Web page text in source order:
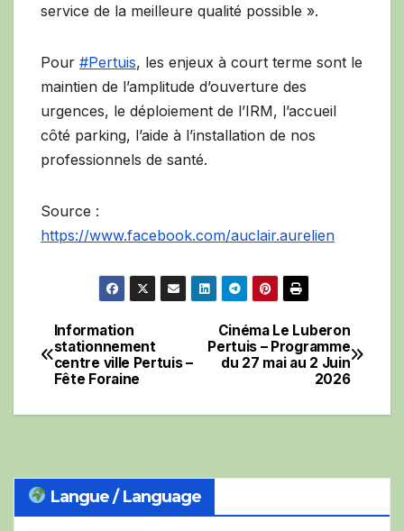
service de la meilleure qualité possible ».
Pour #Pertuis, les enjeux à court terme sont le
maintien de l’amplitude d’ouverture des
urgences, le déploiement de l’IRM, l’accueil
côté parking, l’aide à l’installation de nos
professionnels de santé.
Source :
https://www.facebook.com/auclair.aurelien
Navigation
de
l’article
Cinéma Le Luberon
Pertuis – Programme
du 27 mai au 2 Juin
2026
Information
stationnement
centre ville Pertuis –
Fête Foraine
Langue / Language